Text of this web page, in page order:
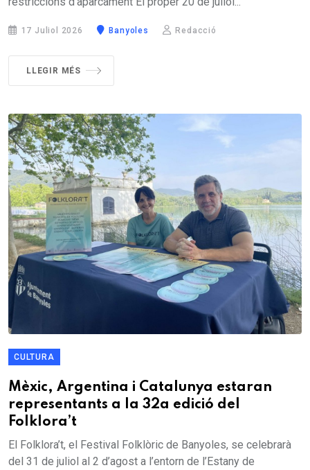
17 Juliol 2026 Banyoles Redacció
LLEGIR MÉS
CULTURA
Mèxic, Argentina i Catalunya estaran
representants a la 32a edició del
Folklora’t
El Folklora’t, el Festival Folklòric de Banyoles, se celebrarà
del 31 de juliol al 2 d’agost a l’entorn de l’Estany de